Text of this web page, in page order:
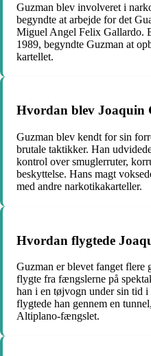
Guzman blev involveret i
begyndte at arbejde for det
Miguel Angel Felix Gallardo.
1989, begyndte Guzman at
kartellet.
Hvordan blev Joaquin
Guzman blev kendt for sin
brutale taktikker. Han
kontrol over smuglerruter,
beskyttelse. Hans magt
med andre narkotikakarteller.
Hvordan flygtede
Guzman er blevet fanget flere
flygte fra fængslerne på
han i en tøjvogn under sin tid
flygtede han gennem en
Altiplano-fængslet.